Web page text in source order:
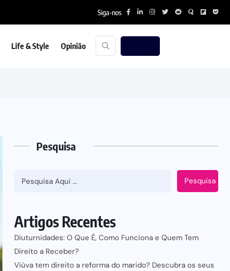
Siga-nos
Life & Style Opinião
Pesquisa
Pesquisa
Artigos Recentes
Diuturnidades: O Que É, Como Funciona e Quem Tem
Direito a Receber?
Viúva tem direito a reforma do marido? Descubra os seus